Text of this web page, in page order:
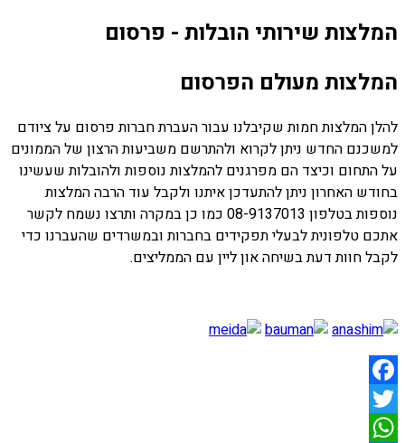
המלצות שירותי הובלות - פרסום
המלצות מעולם הפרסום
להלן המלצות חמות שקיבלנו עבור העברת חברות פרסום על ציודם
למשכנם החדש ניתן לקרוא ולהתרשם משביעות הרצון של הממונים
על התחום וכיצד הם מפרגנים להמלצות נוספות ולהובלות שעשינו
בחודש האחרון ניתן להתעדכן איתנו ולקבל עוד הרבה המלצות
נוספות בטלפון 08-9137013 כמו כן במקרה ותרצו נשמח לקשר
אתכם טלפונית לבעלי תפקידים בחברות ובמשרדים שהעברנו כדי
לקבל חוות דעת בשיחה און ליין עם הממליצים.
Facebook
Twitter